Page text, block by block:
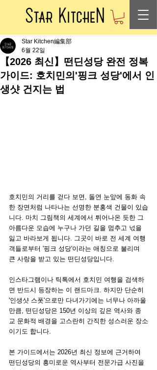
【2026 최신】떤딘성당 완전 정복
가이드: 호치민의'핑크 성당'에서 인
생샷 건지는 법
Star Kitchen編集部
6월 22일
호치민의 거리를 걷다 보면, 돌연 눈앞에 동화 속
한 장면처럼 나타나는 선명한 분홍색 건물이 있습
니다. 마치 그림책의 세계에서 튀어나온 듯한 그
아름다운 모습에 누구나 가던 길을 멈추고 넋을
잃고 바라보게 됩니다. 그곳이 바로 전 세계 여행
객들로부터 '핑크 성당'이라는 애칭으로 불리며
큰 사랑을 받고 있는 떤딘성당입니다.
인스타그램이나 틱톡에서 호치민 여행을 검색하
면 반드시 등장하는 이 랜드마크. 하지만 단순히
'인생샷 스폿'으로만 다녀가기에는 너무나 아까울
만큼, 떤딘성당은 150년 이상의 깊은 역사와 종
교 문화적 배경을 고스란히 간직한 성스러운 장소
이기도 합니다.
본 가이드에서는 2026년 최신 정보에 근거하여
떤딘성당의 흥미로운 역사부터 전문가급 사진을